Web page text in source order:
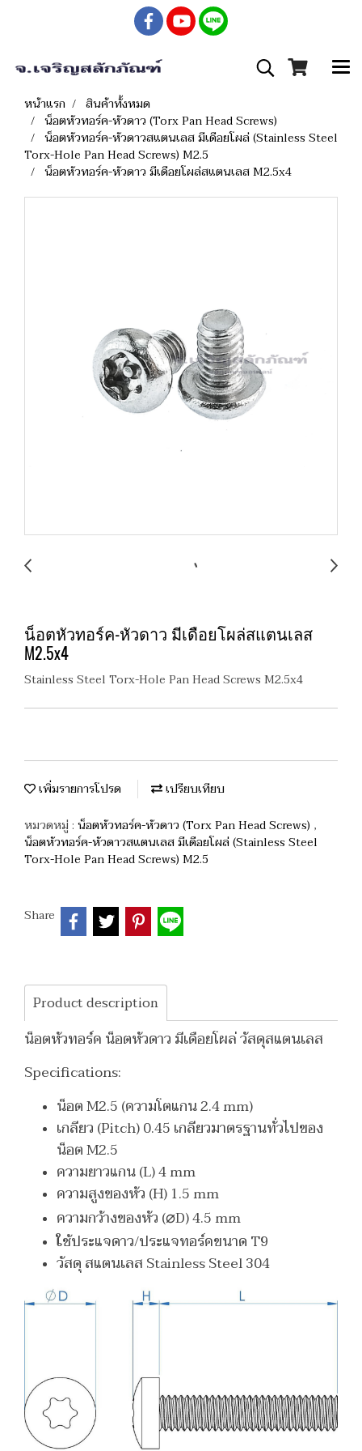
หน้าแรก
สินค้าทั้งหมด
น็อตหัวทอร์ค-หัวดาว (Torx Pan Head Screws)
น็อตหัวทอร์ค-หัวดาวสแตนเลส มีเดือยโผล่ (Stainless Steel
Torx-Hole Pan Head Screws) M2.5
น็อตหัวทอร์ค-หัวดาว มีเดือยโผล่สแตนเลส M2.5x4
น็อตหัวทอร์ค-หัวดาว มีเดือยโผล่สแตนเลส
M2.5x4
Stainless Steel Torx-Hole Pan Head Screws M2.5x4
เพิ่มรายการโปรด
เปรียบเทียบ
หมวดหมู่ : น็อตหัวทอร์ค-หัวดาว (Torx Pan Head Screws) ,
น็อตหัวทอร์ค-หัวดาวสแตนเลส มีเดือยโผล่ (Stainless Steel
Torx-Hole Pan Head Screws) M2.5
Share
Product description
น็อตหัวทอร์ค น็อตหัวดาว มีเดือยโผล่ วัสดุสแตนเลส
Specifications:
น็อต M2.5 (ความโตแกน 2.4 mm)
เกลียว (Pitch) 0.45 เกลียวมาตรฐานทั่วไปของ
น็อต M2.5
ความยาวแกน (L) 4 mm
ความสูงของหัว (H) 1.5 mm
ความกว้างของหัว (⌀D) 4.5 mm
ใช้ประแจดาว/ประแจทอร์คขนาด T9
วัสดุ สแตนเลส Stainless Steel 304